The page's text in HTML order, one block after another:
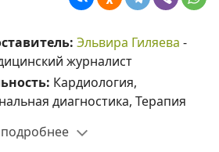
Эльвира Гиляева -
журналист
Кардиология,
диагностика, Терапия
подробнее